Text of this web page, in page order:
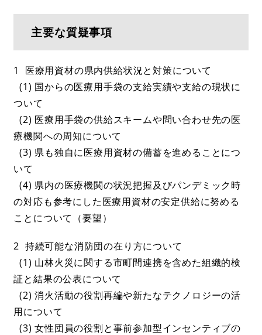
主要な質疑事項
1 医療用資材の県内供給状況と対策について
(1) 国からの医療用手袋の支給実績や支給の現状に
ついて
(2) 医療用手袋の供給スキームや問い合わせ先の医
療機関への周知について
(3) 県も独自に医療用資材の備蓄を進めることにつ
いて
(4) 県内の医療機関の状況把握及びパンデミック時
の対応も参考にした医療用資材の安定供給に努める
ことについて（要望）
2 持続可能な消防団の在り方について
(1) 山林火災に関する市町間連携を含めた組織的検
証と結果の公表について
(2) 消火活動の役割再編や新たなテクノロジーの活
用について
(3) 女性団員の役割と事前参加型インセンティブの